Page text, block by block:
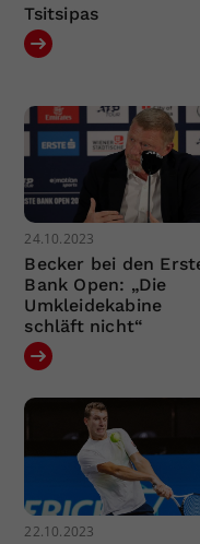
Tsitsipas
24.10.2023
Becker bei den
Bank Open: „Die
Umkleidekabine
schläft nicht“
22.10.2023